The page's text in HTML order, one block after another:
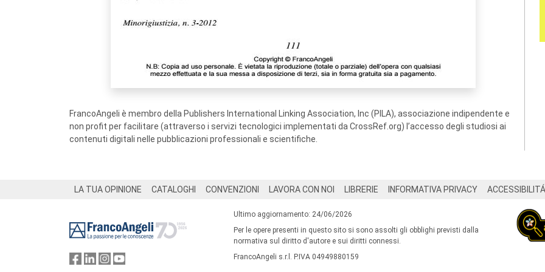
FrancoAngeli è membro della Publishers International Linking Association, Inc (PILA), associazione indipendente e
non profit per facilitare (attraverso i servizi tecnologici implementati da CrossRef.org) l’accesso degli studiosi ai
contenuti digitali nelle pubblicazioni professionali e scientifiche.
LA TUA OPINIONE CATALOGHI CONVENZIONI LAVORA CON NOI LIBRERIE INFORMATIVA PRIVACY ACCESSIBILITÁ
Ultimo aggiornamento: 24/06/2026
Per le opere presenti in questo sito si sono assolti gli obblighi previsti dalla
normativa sul diritto d'autore e sui diritti connessi.
FrancoAngeli s.r.l. P.IVA 04949880159